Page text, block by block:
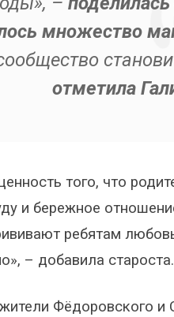
множество
отметила
того, что
и бережное
ребятам
– добавила староста.
Фёдоровского и